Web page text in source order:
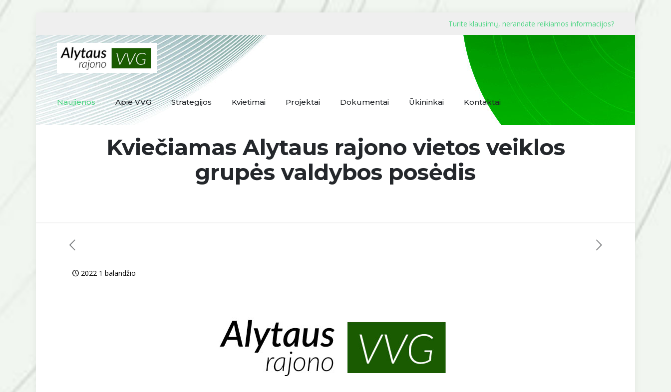
Turite klausimų, nerandate reikiamos informacijos?
Naujienos Apie VVG Strategijos Kvietimai Projektai Dokumentai Ūkininkai Kontaktai
Kviečiamas Alytaus rajono vietos veiklos
grupės valdybos posėdis
2022 1 balandžio